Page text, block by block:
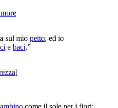
sul mio petto, ed io
e baci.”
]
come il sole per i fiori;